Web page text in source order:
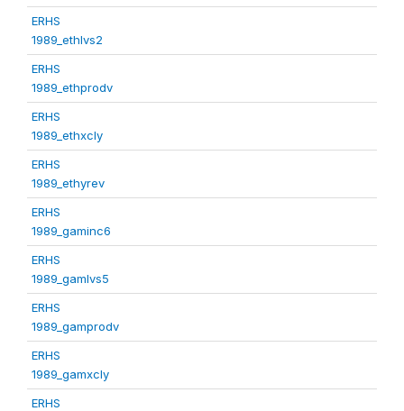
ERHS
1989_ethlvs2
ERHS
1989_ethprodv
ERHS
1989_ethxcly
ERHS
1989_ethyrev
ERHS
1989_gaminc6
ERHS
1989_gamlvs5
ERHS
1989_gamprodv
ERHS
1989_gamxcly
ERHS